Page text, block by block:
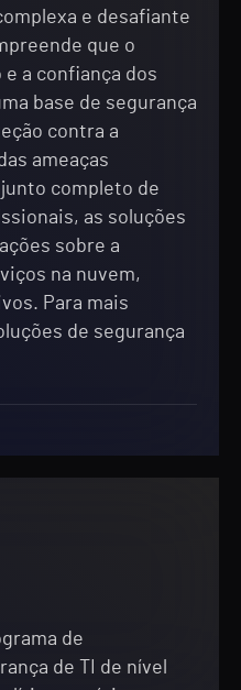
e desafiante
que o
a confiança dos
base de segurança
contra a
ameaças
completo de
as soluções
sobre a
na nuvem,
Para mais
de segurança
de
de TI de nível